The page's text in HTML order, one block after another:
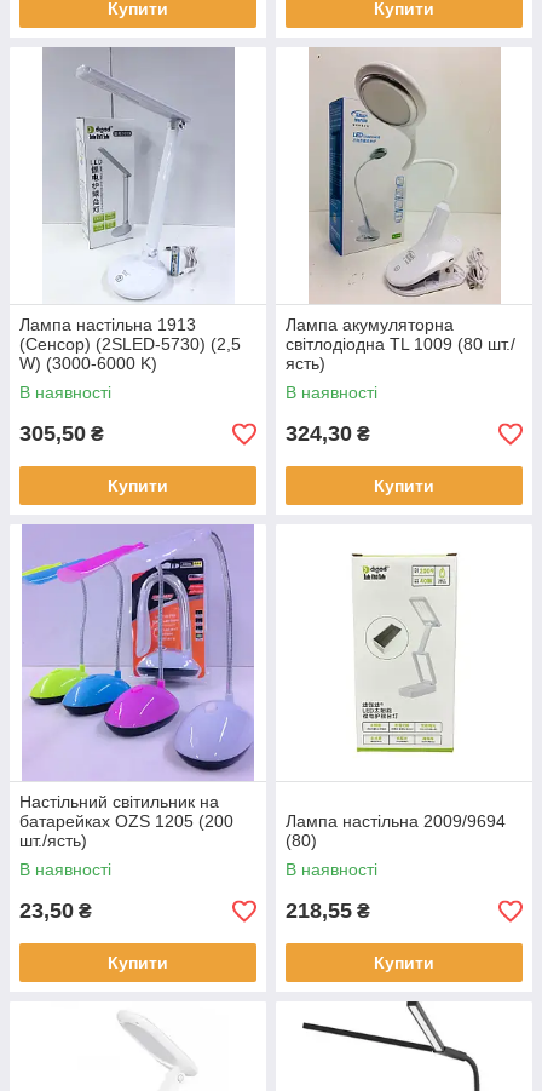
Купити Купити
Лампа настільна 1913
(Сенсор) (2SLED-5730) (2,5
W) (3000-6000 K)
(Акум-18650 1 шт (3000
mAh(40 шт./ящ)
В наявності
305,50 ₴
Купити
Лампа акумуляторна
світлодіодна TL 1009 (80 шт./
ясть)
В наявності
324,30 ₴
Купити
Настільний світильник на
батарейках OZS 1205 (200
шт./ясть)
В наявності
23,50 ₴
Купити
Лампа настільна 2009/9694
(80)
В наявності
218,55 ₴
Купити